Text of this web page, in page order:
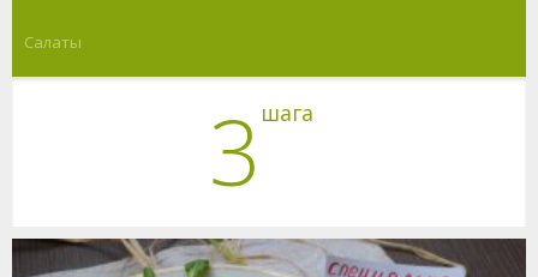
Салаты
3 шага